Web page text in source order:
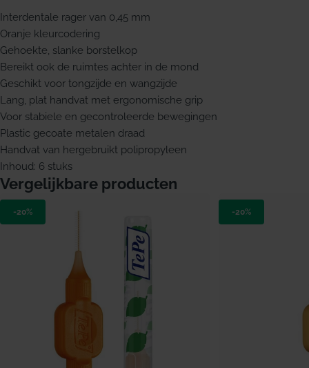
Interdentale rager van 0,45 mm
Oranje kleurcodering
Gehoekte, slanke borstelkop
Bereikt ook de ruimtes achter in de mond
Geschikt voor tongzijde en wangzijde
Lang, plat handvat met ergonomische grip
Voor stabiele en gecontroleerde bewegingen
Plastic gecoate metalen draad
Handvat van hergebruikt polipropyleen
Inhoud: 6 stuks
Vergelijkbare producten
-20% -20%